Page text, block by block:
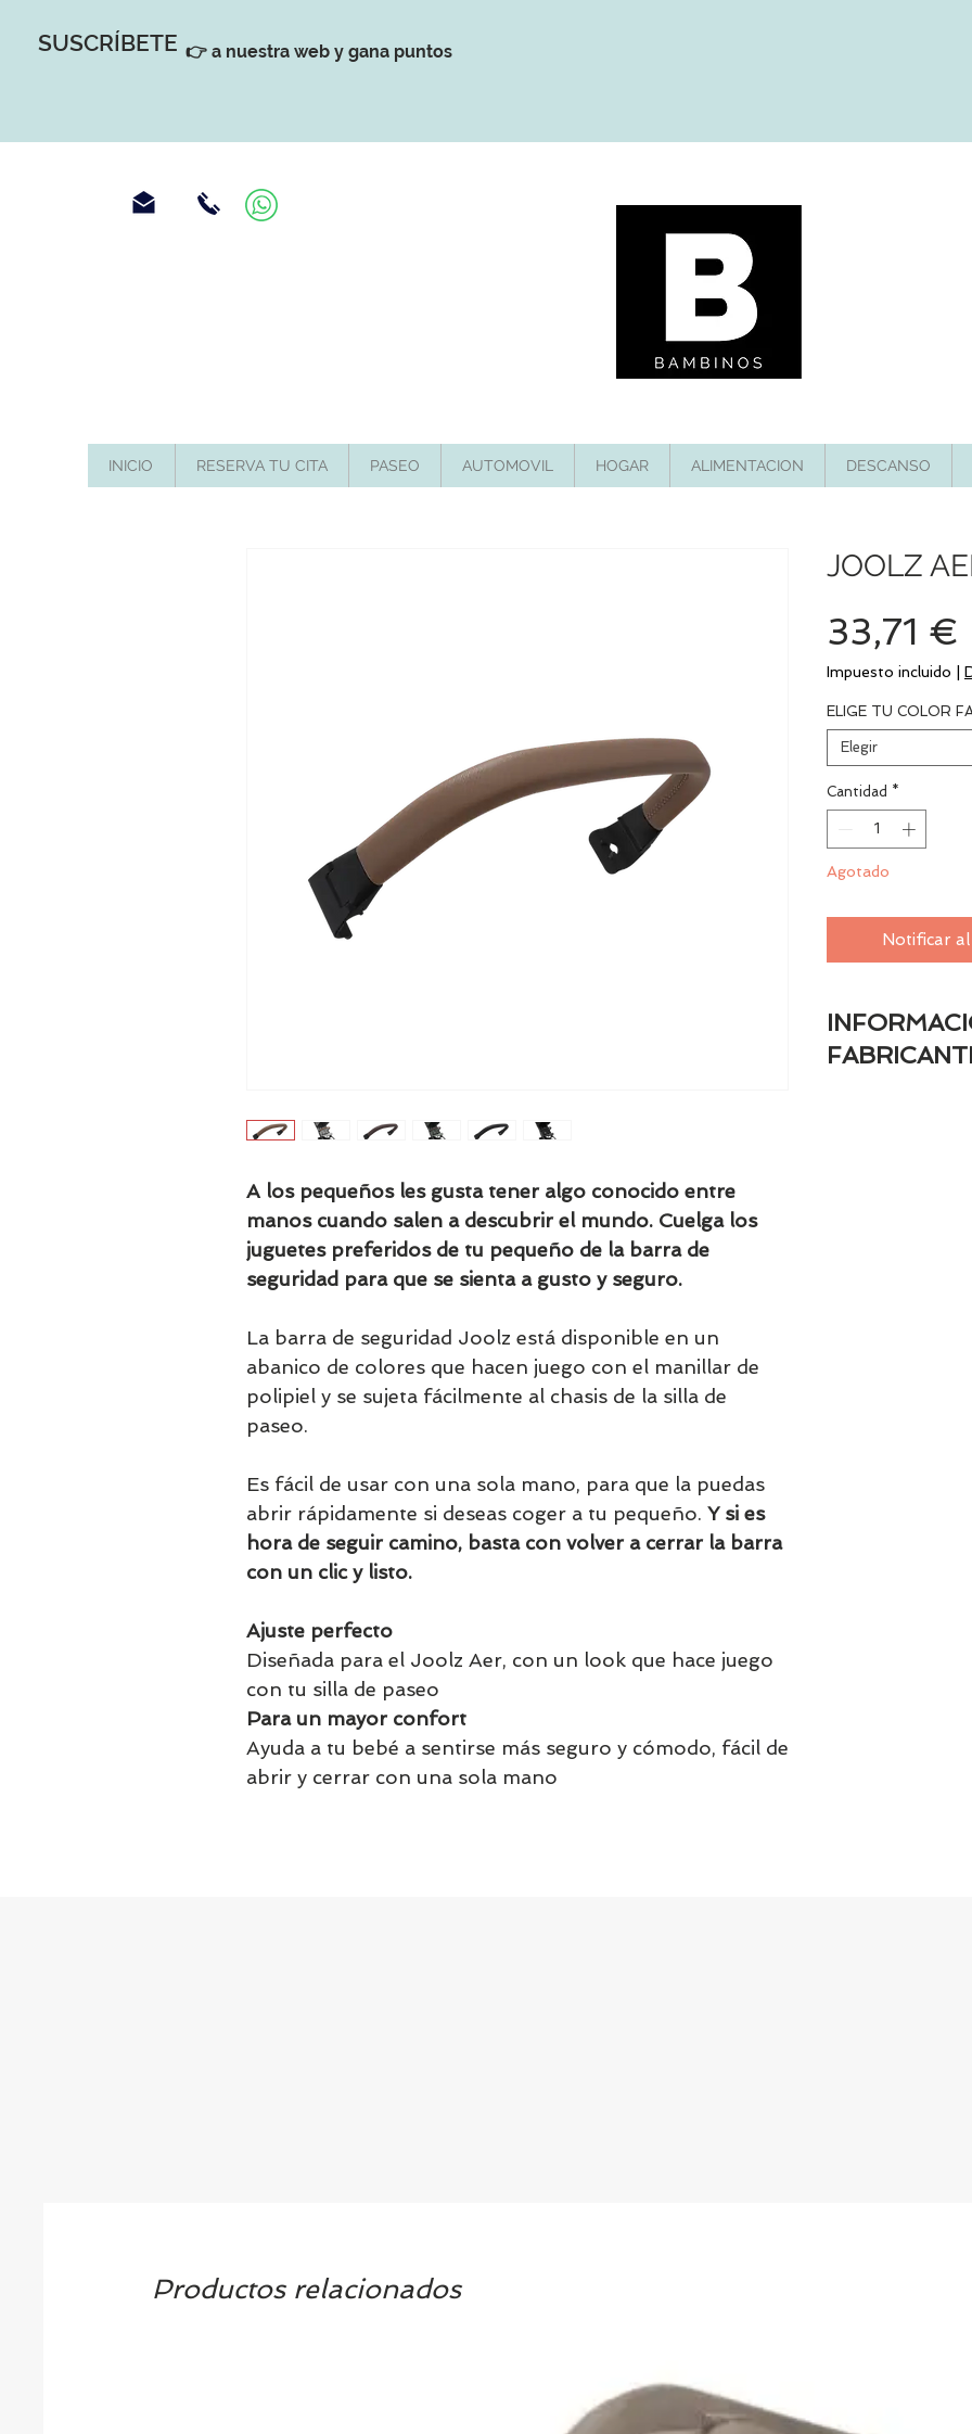
SUSCRÍBETE 👉 a nuestra web y gana puntos
INICIO RESERVA TU CITA PASEO AUTOMOVIL HOGAR ALIMENTACION DESCANSO
A los pequeños les gusta tener algo conocido entre
manos cuando salen a descubrir el mundo. Cuelga los
juguetes preferidos de tu pequeño de la barra de
seguridad para que se sienta a gusto y seguro.
La barra de seguridad Joolz está disponible en un
abanico de colores que hacen juego con el manillar de
polipiel y se sujeta fácilmente al chasis de la silla de
paseo.
Es fácil de usar con una sola mano, para que la puedas
abrir rápidamente si deseas coger a tu pequeño. Y si es
hora de seguir camino, basta con volver a cerrar la barra
con un clic y listo.
Ajuste perfecto
Diseñada para el Joolz Aer, con un look que hace juego
con tu silla de paseo
Para un mayor confort
Ayuda a tu bebé a sentirse más seguro y cómodo, fácil de
abrir y cerrar con una sola mano
JOOLZ
33,71 €
Impuesto incluido
ELIGE TU COLOR
Elegir
Cantidad *
Agotado
Notificar
Productos relacionados